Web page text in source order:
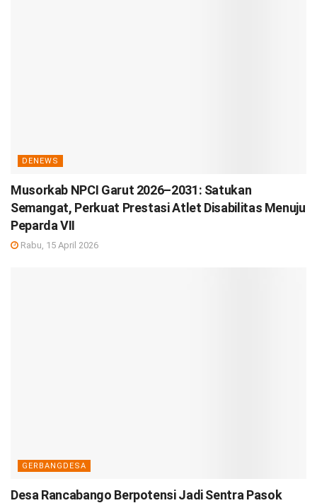
DENEWS
Musorkab NPCI Garut 2026–2031: Satukan
Semangat, Perkuat Prestasi Atlet Disabilitas Menuju
Peparda VII
Rabu, 15 April 2026
GERBANGDESA
Desa Rancabango Berpotensi Jadi Sentra Pasok